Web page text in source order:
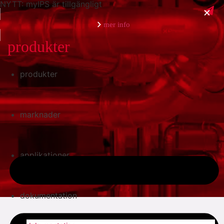
NYTT: myIPS är tillgängligt
mer info
stäng
produkter
marknader
applikationer
dokumentation
produkter